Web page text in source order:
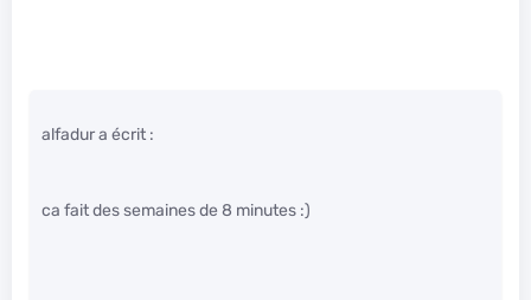
alfadur a écrit :
ca fait des semaines de 8 minutes :)